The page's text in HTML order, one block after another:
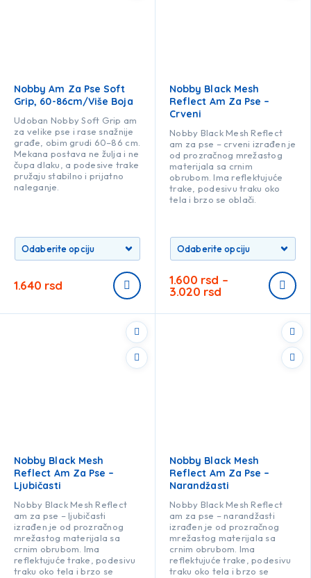
Nobby Am Za Pse Soft
Grip, 60-86cm/više Boja
Udoban Nobby Soft Grip am
za velike pse i rase snažnije
građe, obim grudi 60–86 cm.
Mekana postava ne žulja i ne
čupa dlaku, a podesive trake
pružaju stabilno i prijatno
naleganje.
1.640 rsd
Nobby Black Mesh
Reflect Am Za Pse –
Crveni
Nobby Black Mesh Reflect
am za pse – crveni izrađen je
od prozračnog mrežastog
materijala sa crnim
obrubom. Ima reflektujuće
trake, podesivu traku oko
tela i brzo se oblači.
1.600 rsd –
3.020 rsd
Nobby Black Mesh
Reflect Am Za Pse –
Ljubičasti
Nobby Black Mesh Reflect
am za pse – ljubičasti
izrađen je od prozračnog
mrežastog materijala sa
crnim obrubom. Ima
reflektujuće trake, podesivu
traku oko tela i brzo se
Nobby Black Mesh
Reflect Am Za Pse –
Narandžasti
Nobby Black Mesh Reflect
am za pse – narandžasti
izrađen je od prozračnog
mrežastog materijala sa
crnim obrubom. Ima
reflektujuće trake, podesivu
traku oko tela i brzo se